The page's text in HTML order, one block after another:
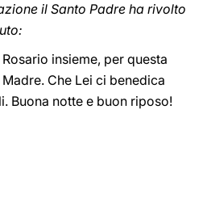
il Santo Padre ha rivolto
insieme, per questa
Che Lei ci benedica
Buona notte e buon riposo!